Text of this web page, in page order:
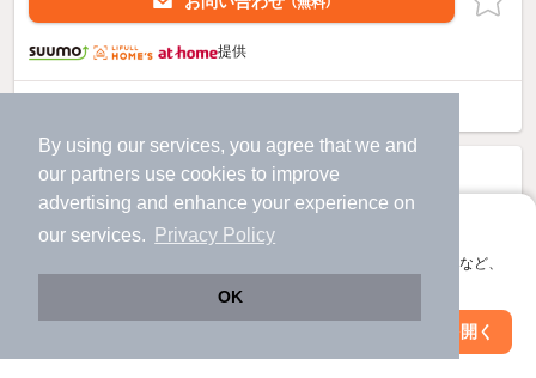
By using our services, you agree that we and
our partners use cookies to improve
advertising and enhance your experience on
our services.
Privacy Policy
OK
アプリに切り替えて、サクサクお部屋探し
会員登録なしですぐ使える。マップ検索やお気に入り保存など、
アプリを開く
提供
絞り込み条件を変更